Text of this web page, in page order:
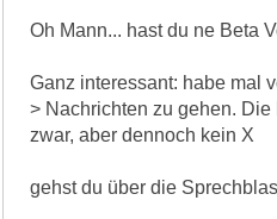
Oh Mann... hast du ne Beta
Ganz interessant: habe mal
> Nachrichten zu gehen.
zwar, aber dennoch kein X
gehst du über die